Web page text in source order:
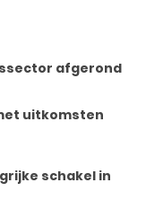
afgerond
uitkomsten
schakel in